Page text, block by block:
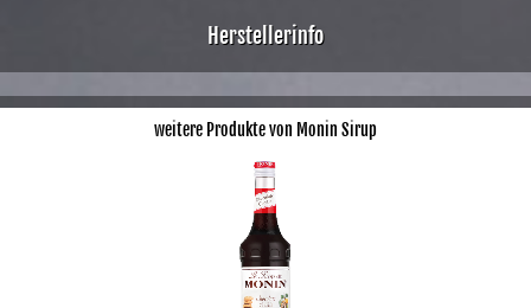
Herstellerinfo
weitere Produkte von Monin Sirup